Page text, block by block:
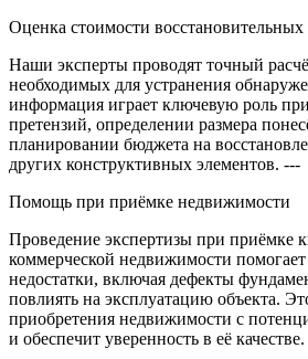
Оценка стоимости восстановительных
Наши эксперты проводят точный
необходимых для устранения
информация играет ключевую роль
претензий, определении размера
планировании бюджета на
других конструктивных элементов. ---
Помощь при приёмке недвижимости
Проведение экспертизы при приёмке
коммерческой недвижимости
недостатки, включая дефекты
повлиять на эксплуатацию объекта.
приобретения недвижимости с
и обеспечит уверенность в её